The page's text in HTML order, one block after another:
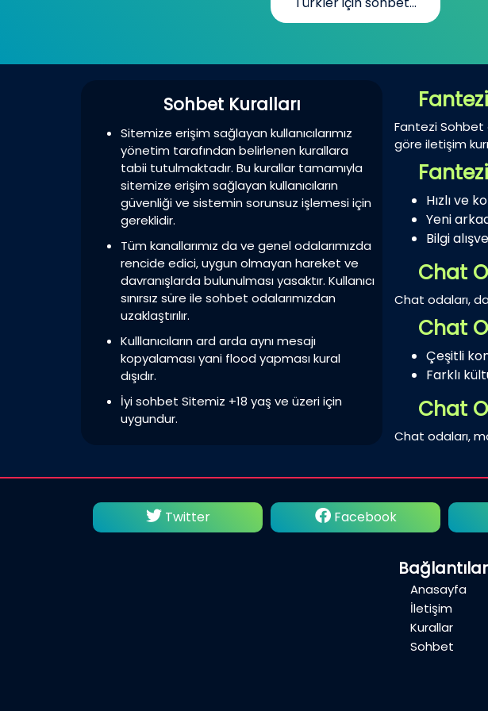
Sohbet Kuralları
Sitemize erişim sağlayan kullanıcılarımız
yönetim tarafından belirlenen kurallara
tabii tutulmaktadır. Bu kurallar tamamıyla
sitemize erişim sağlayan kullanıcıların
güvenliği ve sistemin sorunsuz işlemesi için
gereklidir.
Tüm kanallarımız da ve genel odalarımızda
rencide edici, uygun olmayan hareket ve
davranışlarda bulunulması yasaktır. Kullanıcı
sınırsız süre ile sohbet odalarımızdan
uzaklaştırılır.
Kulllanıcıların ard arda aynı mesajı
kopyalaması yani flood yapması kural
dışıdır.
İyi sohbet Sitemiz +18 yaş ve üzeri için
uygundur.
Fantezi Sohbet
göre iletişim
Hızlı ve
Yeni
Bilgi
Chat
Chat odaları,
Chat
Çeşitli
Farklı
Chat
Chat odaları,
Facebook İnstagram
Bağlantılar
Anasayfa
İletişim
Kurallar
Sohbet